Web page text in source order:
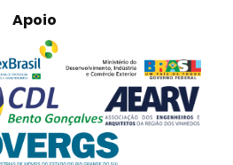
Apoio